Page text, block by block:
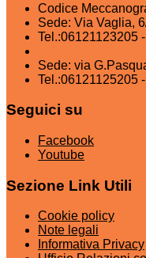
Codice
Sede: Via Vaglia,
Tel.:06121123205
Sede: via
Tel.:06121125205
Seguici su
Facebook
Youtube
Sezione Link Utili
Cookie policy
Note legali
Informativa Privacy